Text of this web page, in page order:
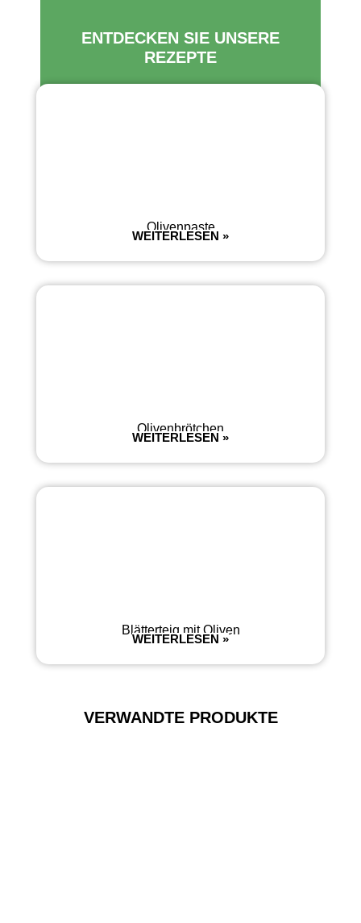
ENTDECKEN SIE UNSERE
REZEPTE
Olivenpaste
WEITERLESEN »
Olivenbrötchen
WEITERLESEN »
Blätterteig mit Oliven
WEITERLESEN »
VERWANDTE PRODUKTE